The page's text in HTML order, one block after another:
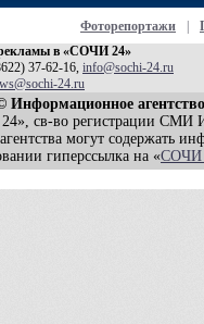
Фоторепортажи
в «СОЧИ 24»
37-62-16, info@sochi-24.ru
24.ru
Информационное
св-во регистрации
могут содержать
гиперссылка на «СОЧИ